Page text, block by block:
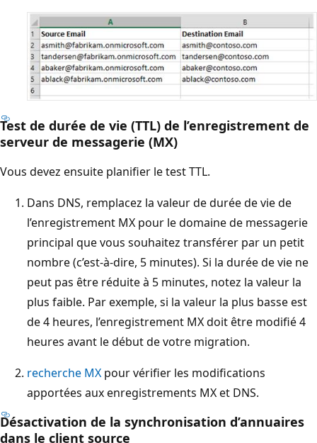
Test de durée de vie (TTL) de l’enregistrement de
serveur de messagerie (MX)
Vous devez ensuite planifier le test TTL.
Dans DNS, remplacez la valeur de durée de vie de
l’enregistrement MX pour le domaine de messagerie
principal que vous souhaitez transférer par un petit
nombre (c’est-à-dire, 5 minutes). Si la durée de vie ne
peut pas être réduite à 5 minutes, notez la valeur la
plus faible. Par exemple, si la valeur la plus basse est
de 4 heures, l’enregistrement MX doit être modifié 4
heures avant le début de votre migration.
recherche MX pour vérifier les modifications
apportées aux enregistrements MX et DNS.
Désactivation de la synchronisation d’annuaires
dans le client source